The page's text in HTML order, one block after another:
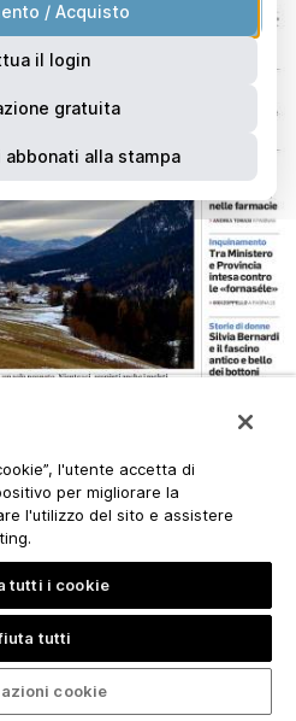
/ Acquisto
il login
gratuita
alla stampa
l'utente accetta di
per migliorare la
l'utilizzo del sito e assistere
tutti i cookie
tutti
cookie